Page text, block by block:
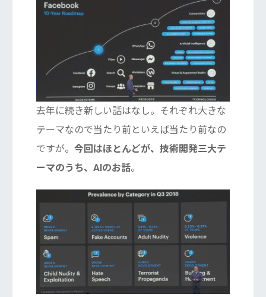
去年に続き新しい話はなし。それぞれ大きな
テーマなので当たり前といえば当たり前なの
ですが。 今回はほとんどが、技術開発三大テ
ーマのうち、AIのお話。